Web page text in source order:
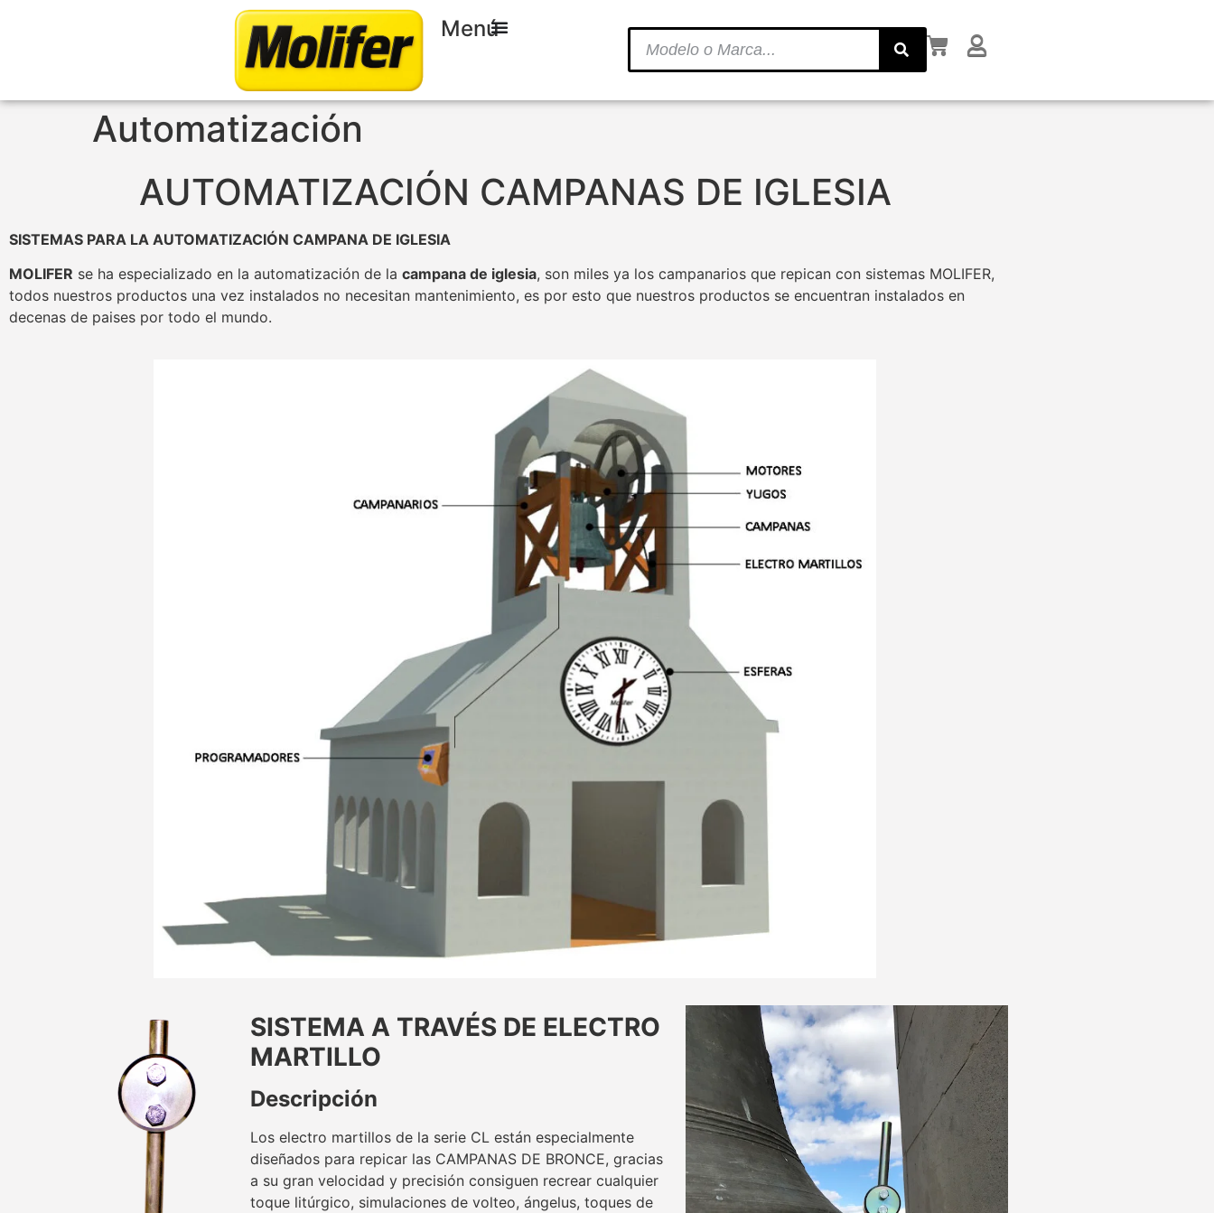
Menú
Automatización
AUTOMATIZACIÓN CAMPANAS DE IGLESIA
SISTEMAS PARA LA AUTOMATIZACIÓN CAMPANA DE IGLESIA
MOLIFER se ha especializado en la automatización de la campana de iglesia, son miles ya los campanarios que repican con sistemas MOLIFER,
todos nuestros productos una vez instalados no necesitan mantenimiento, es por esto que nuestros productos se encuentran instalados en
decenas de paises por todo el mundo.
SISTEMA A TRAVÉS DE ELECTRO
MARTILLO
Descripción
Los electro martillos de la serie CL están especialmente
diseñados para repicar las CAMPANAS DE BRONCE, gracias
a su gran velocidad y precisión consiguen recrear cualquier
toque litúrgico, simulaciones de volteo, ángelus, toques de